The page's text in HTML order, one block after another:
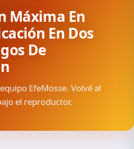
Máxima En
En Dos
De
EfeMosse. Volvé al
el reproductor.